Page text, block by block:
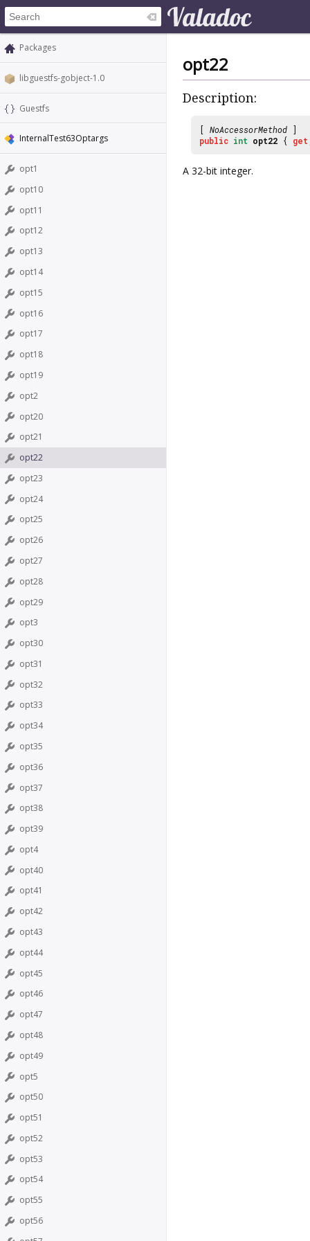
Packages
libguestfs-gobject-1.0
Guestfs
InternalTest63Optargs
opt1
opt10
opt11
opt12
opt13
opt14
opt15
opt16
opt17
opt18
opt19
opt2
opt20
opt21
opt22
opt23
opt24
opt25
opt26
opt27
opt28
opt29
opt3
opt30
opt31
opt32
opt33
opt34
opt35
opt36
opt37
opt38
opt39
opt4
opt40
opt41
opt42
opt43
opt44
opt45
opt46
opt47
opt48
opt49
opt5
opt50
opt51
opt52
opt53
opt54
opt55
opt56
opt22
Description:
[ NoAccessorMethod ]
public int opt22 { get
A 32-bit integer.